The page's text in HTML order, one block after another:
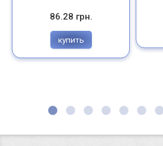
86.28 грн.
купить